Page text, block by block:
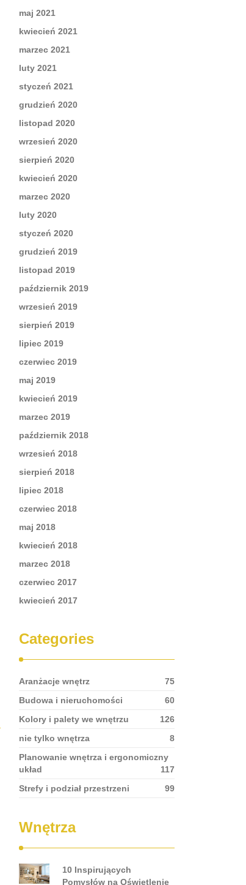
maj 2021
kwiecień 2021
marzec 2021
luty 2021
styczeń 2021
grudzień 2020
listopad 2020
wrzesień 2020
sierpień 2020
kwiecień 2020
marzec 2020
luty 2020
styczeń 2020
grudzień 2019
listopad 2019
październik 2019
wrzesień 2019
sierpień 2019
lipiec 2019
czerwiec 2019
maj 2019
kwiecień 2019
marzec 2019
październik 2018
wrzesień 2018
sierpień 2018
lipiec 2018
czerwiec 2018
maj 2018
kwiecień 2018
marzec 2018
czerwiec 2017
kwiecień 2017
Categories
Aranżacje wnętrz
75
Budowa i nieruchomości
60
Kolory i palety we wnętrzu
126
nie tylko wnętrza
8
Planowanie wnętrza i ergonomiczny
układ
117
Strefy i podział przestrzeni
99
Wnętrza
10 Inspirujących
Pomysłów na Oświetlenie